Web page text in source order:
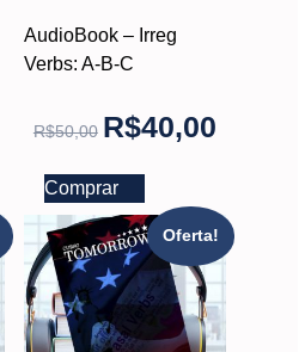
AudioBook – Irreg
Verbs: A-B-C
R$50,00 R$40,00
Comprar
Oferta!